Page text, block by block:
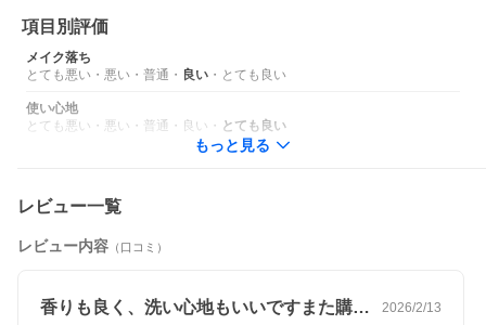
項目別評価
メイク落ち
とても悪い ・ 悪い ・ 普通 ・ 良い ・ とても良い
使い心地
とても悪い ・ 悪い ・ 普通 ・ 良い ・ とても良い
もっと見る
レビュー一覧
レビュー内容 （口コミ）
香りも良く、洗い心地もいいですまた購入… 2026/2/13